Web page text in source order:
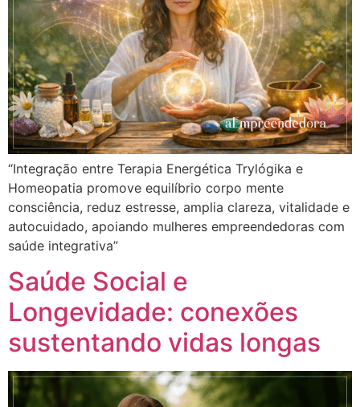
“Integração entre Terapia Energética Trylógika e
Homeopatia promove equilíbrio corpo mente
consciência, reduz estresse, amplia clareza, vitalidade e
autocuidado, apoiando mulheres empreendedoras com
saúde integrativa”
Saúde Social e
Longevidade: conexões
sustentando vidas longas